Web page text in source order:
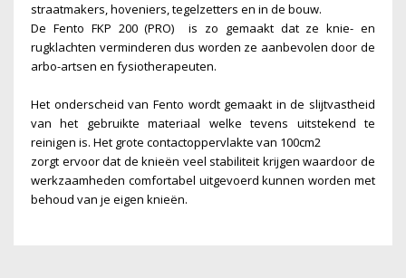
straatmakers, hoveniers, tegelzetters en in de bouw.
De Fento FKP 200 (PRO) is zo gemaakt dat ze knie- en
rugklachten verminderen dus worden ze aanbevolen door de
arbo-artsen en fysiotherapeuten.
Het onderscheid van Fento wordt gemaakt in de slijtvastheid
van het gebruikte materiaal welke tevens uitstekend te
reinigen is. Het grote contactoppervlakte van 100cm2
zorgt ervoor dat de knieën veel stabiliteit krijgen waardoor de
werkzaamheden comfortabel uitgevoerd kunnen worden met
behoud van je eigen knieën.